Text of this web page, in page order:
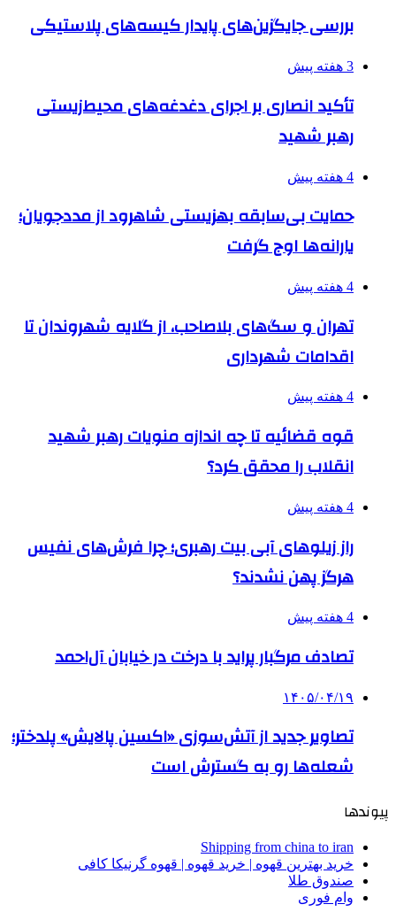
بررسی جایگزین‌های پایدار کیسه‌های پلاستیکی
3 هفته پیش
تأکید انصاری بر اجرای دغدغه‌های محیط‌زیستی
رهبر شهید
4 هفته پیش
حمایت بی‌سابقه بهزیستی شاهرود از مددجویان؛
یارانه‌ها اوج گرفت
4 هفته پیش
تهران و سگ‌های بلاصاحب، از گلایه شهروندان تا
اقدامات شهرداری
4 هفته پیش
قوه قضائیه تا چه اندازه منویات رهبر شهید
انقلاب را محقق کرد؟
4 هفته پیش
راز زیلوهای آبی بیت رهبری؛ چرا فرش‌های نفیس
هرگز پهن نشدند؟
4 هفته پیش
تصادف مرگبار پراید با درخت در خیابان آل‌احمد
۱۴۰۵/۰۴/۱۹
تصاویر جدید از آتش‌سوزی «اکسین پالایش» پلدختر؛
شعله‌ها رو به گسترش است
پیوندها
Shipping from china to iran
خرید بهترین قهوه | خرید قهوه | قهوه گرنیکا کافی
صندوق طلا
وام فوری